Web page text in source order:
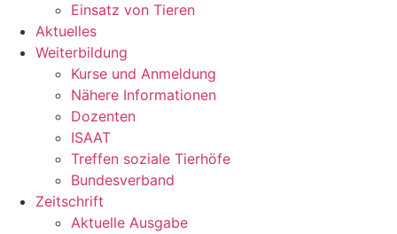
Einsatz von Tieren
Aktuelles
Weiterbildung
Kurse und Anmeldung
Nähere Informationen
Dozenten
ISAAT
Treffen soziale Tierhöfe
Bundesverband
Zeitschrift
Aktuelle Ausgabe